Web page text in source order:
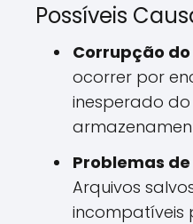
Possíveis
Corrupção
ocorrer por
inesperado
Problemas
Arquivos
incompatíveis